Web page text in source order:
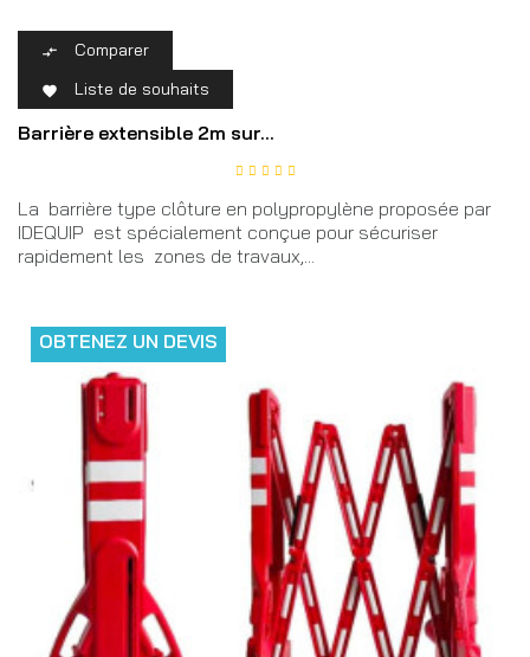
 Comparer
 Liste de souhaits
Barrière extensible 2m sur...
La barrière type clôture en polypropylène proposée par
IDEQUIP est spécialement conçue pour sécuriser
rapidement les zones de travaux,...
OBTENEZ UN DEVIS